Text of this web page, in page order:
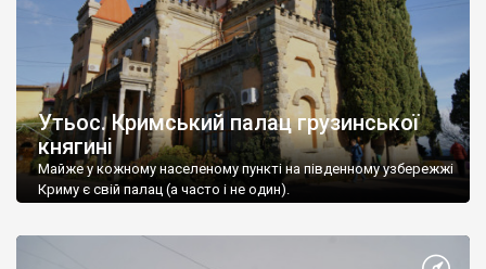
Утьос. Кримський палац грузинської
княгині
Майже у кожному населеному пункті на південному узбережжі
Криму є свій палац (а часто і не один).